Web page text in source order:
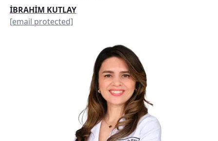
İBRAHİM KUTLAY
[email protected]